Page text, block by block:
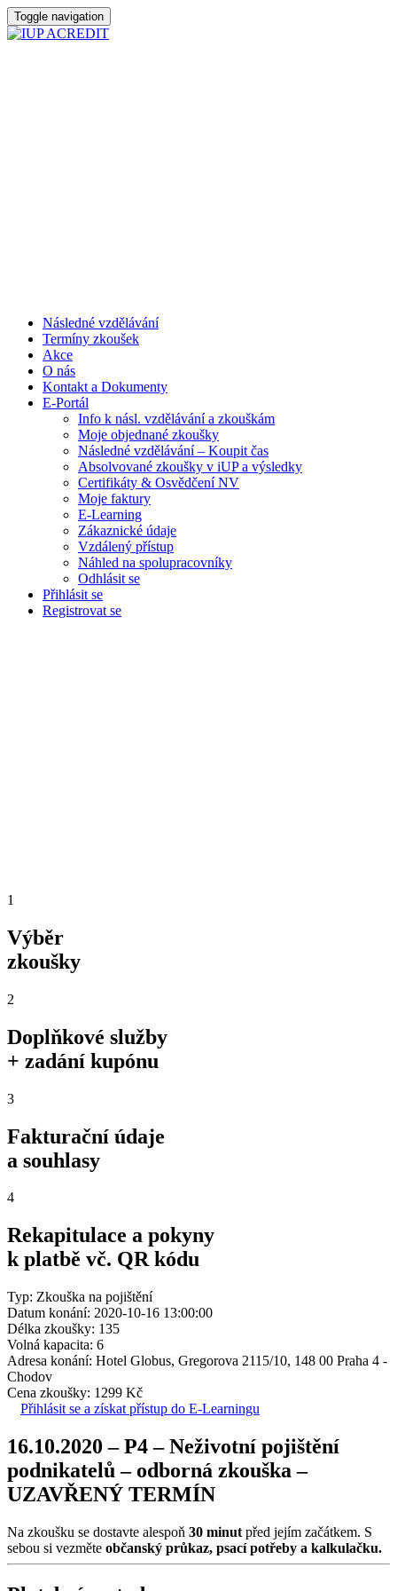
Toggle navigation
Následné vzdělávání
Termíny zkoušek
Akce
O nás
Kontakt a Dokumenty
E-Portál
Info k násl. vzdělávání a zkouškám
Moje objednané zkoušky
Následné vzdělávání – Koupit čas
Absolvované zkoušky v iUP a výsledky
Certifikáty & Osvědčení NV
Moje faktury
E-Learning
Zákaznické údaje
Vzdálený přístup
Náhled na spolupracovníky
Odhlásit se
Přihlásit se
Registrovat se
1
Výběr
zkoušky
2
Doplňkové služby
+ zadání kupónu
3
Fakturační údaje
a souhlasy
4
Rekapitulace a pokyny
k platbě vč. QR kódu
Typ: Zkouška na pojištění
Datum konání: 2020-10-16 13:00:00
Délka zkoušky: 135
Volná kapacita: 6
Adresa konání: Hotel Globus, Gregorova 2115/10, 148 00 Praha 4 -
Chodov
Cena zkoušky: 1299 Kč
Přihlásit se a získat přístup do E-Learningu
16.10.2020 – P4 – Neživotní pojištění
podnikatelů – odborná zkouška –
UZAVŘENÝ TERMÍN
Na zkoušku se dostavte alespoň 30 minut před jejím začátkem. S
sebou si vezměte občanský průkaz, psací potřeby a kalkulačku.